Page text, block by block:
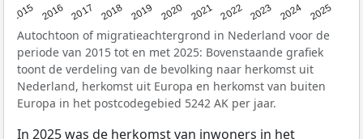
2015 2016 2017 2018 2019 2020 2021 2022 2023 2024 2025
Autochtoon of migratieachtergrond in Nederland voor de
periode van 2015 tot en met 2025: Bovenstaande grafiek
toont de verdeling van de bevolking naar herkomst uit
Nederland, herkomst uit Europa en herkomst van buiten
Europa in het postcodegebied 5242 AK per jaar.
In 2025 was de herkomst van inwoners in het